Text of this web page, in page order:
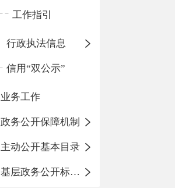
工作指引
行政执法信息
信用“双公示”
业务工作
政务公开保障机制
主动公开基本目录
基层政务公开标准化目录